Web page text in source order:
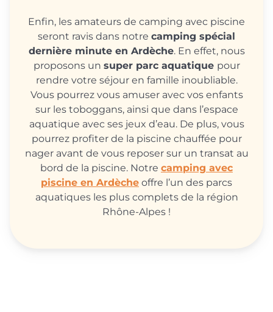
Enfin, les amateurs de camping avec piscine
seront ravis dans notre camping spécial
dernière minute en Ardèche. En effet, nous
proposons un super parc aquatique pour
rendre votre séjour en famille inoubliable.
Vous pourrez vous amuser avec vos enfants
sur les toboggans, ainsi que dans l’espace
aquatique avec ses jeux d’eau. De plus, vous
pourrez profiter de la piscine chauffée pour
nager avant de vous reposer sur un transat au
bord de la piscine. Notre camping avec
piscine en Ardèche offre l’un des parcs
aquatiques les plus complets de la région
Rhône-Alpes !